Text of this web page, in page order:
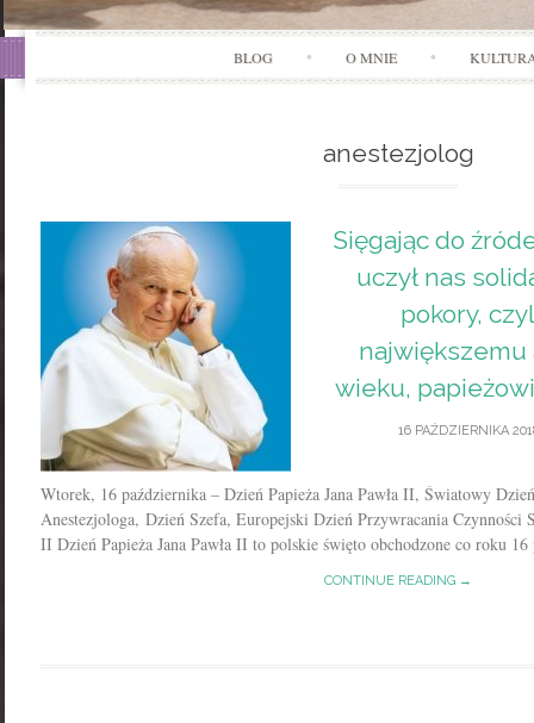
BLOG O MNIE
anestezjolog
Sięgając do
uczył nas
pokory,
największemu
wieku,
16 PAŹDZIERNIKA
Wtorek, 16 października – Dzień Papieża Jana Pawła II, Światowy
Anestezjologa, Dzień Szefa, Europejski Dzień Przywracania Czynności
II Dzień Papieża Jana Pawła II to polskie święto obchodzone co roku
CONTINUE READING →